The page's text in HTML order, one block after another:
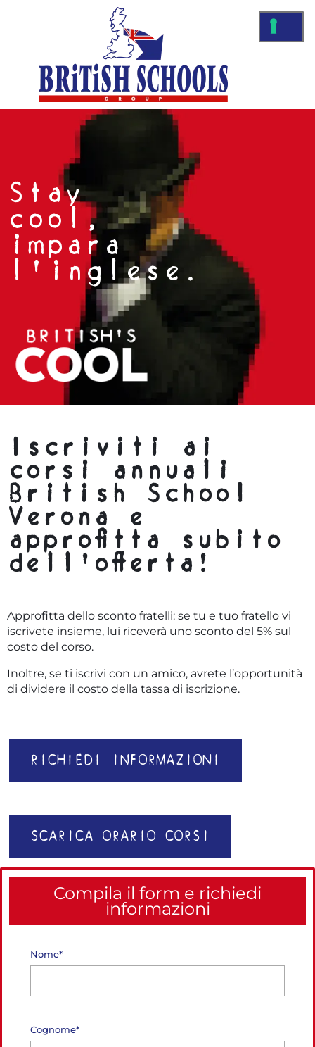
Stay
cool,
impara
l'inglese.
Iscriviti ai
corsi annuali
British School
Verona e
approfitta subito
dell’offerta!
Approfitta dello sconto fratelli: se tu e tuo fratello vi
iscrivete insieme, lui riceverà uno sconto del 5% sul
costo del corso.
Inoltre, se ti iscrivi con un amico, avrete l’opportunità
di dividere il costo della tassa di iscrizione.
RICHIEDI INFORMAZIONI
SCARICA ORARIO CORSI
Compila il form e richiedi
informazioni
Nome*
Cognome*